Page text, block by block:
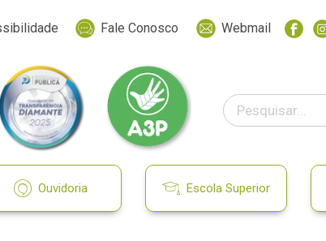
Fale Conosco Webmail
Ouvidoria Escola Superior